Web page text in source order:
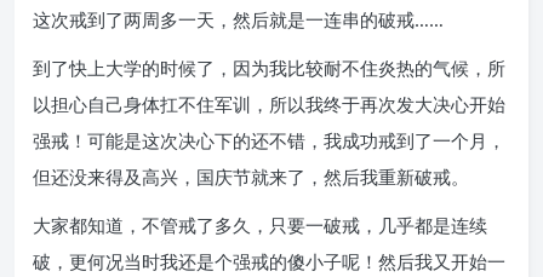
这次戒到了两周多一天，然后就是一连串的破戒……
到了快上大学的时候了，因为我比较耐不住炎热的气候，所
以担心自己身体扛不住军训，所以我终于再次发大决心开始
强戒！可能是这次决心下的还不错，我成功戒到了一个月，
但还没来得及高兴，国庆节就来了，然后我重新破戒。
大家都知道，不管戒了多久，只要一破戒，几乎都是连续
破，更何况当时我还是个强戒的傻小子呢！然后我又开始一